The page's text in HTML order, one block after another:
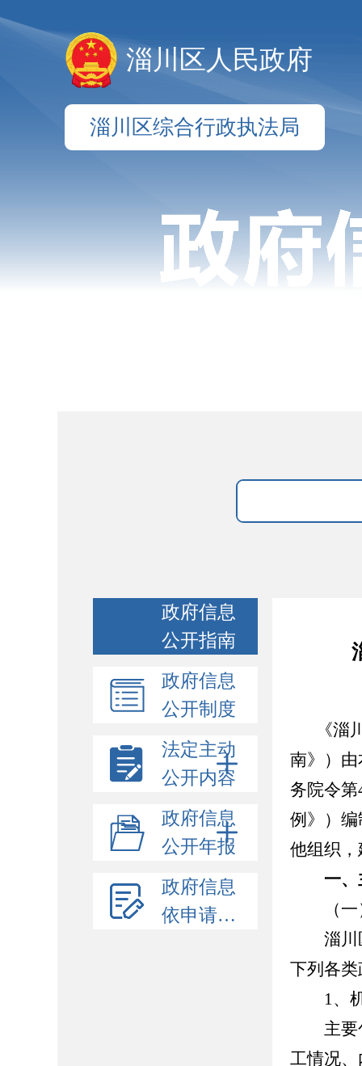
淄川区人民政府
淄川区综合行政执法局
政府信息
公开指南
政府信息
公开制度
法定主动
公开内容
政府信息
公开年报
政府信息
依申请公开
《
南》）
务院令
例》）编
他组织
一
（一）
淄川区
下列各
1、机
主要包
工情况